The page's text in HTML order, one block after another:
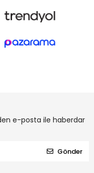
e-posta ile haberdar
Gönder